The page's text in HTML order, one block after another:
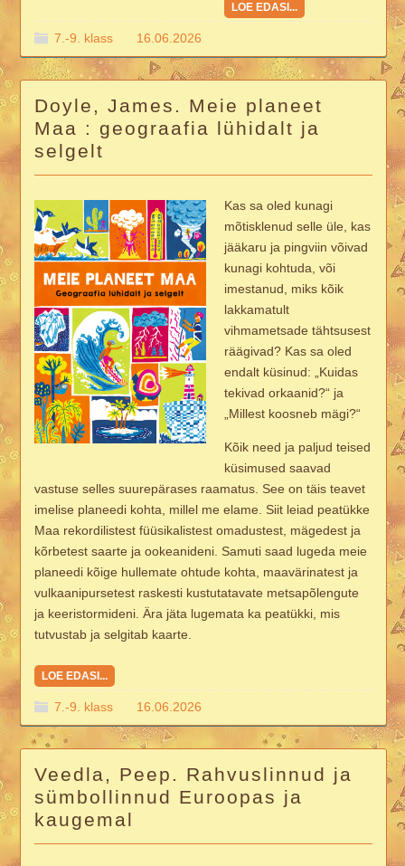
LOE EDASI...
7.-9. klass 16.06.2026
Doyle, James. Meie planeet
Maa : geograafia lühidalt ja
selgelt
Kas sa oled kunagi
mõtisklenud selle üle, kas
jääkaru ja pingviin võivad
kunagi kohtuda, või
imestanud, miks kõik
lakkamatult
vihmametsade tähtsusest
räägivad? Kas sa oled
endalt küsinud: „Kuidas
tekivad orkaanid?“ ja
„Millest koosneb mägi?“
Kõik need ja paljud teised
küsimused saavad
vastuse selles suurepärases raamatus. See on täis teavet
imelise planeedi kohta, millel me elame. Siit leiad peatükke
Maa rekordilistest füüsikalistest omadustest, mägedest ja
kõrbetest saarte ja ookeanideni. Samuti saad lugeda meie
planeedi kõige hullemate ohtude kohta, maavärinatest ja
vulkaanipursetest raskesti kustutatavate metsapõlengute
ja keeristormideni. Ära jäta lugemata ka peatükki, mis
tutvustab ja selgitab kaarte.
LOE EDASI...
7.-9. klass 16.06.2026
Veedla, Peep. Rahvuslinnud ja
sümbollinnud Euroopas ja
kaugemal